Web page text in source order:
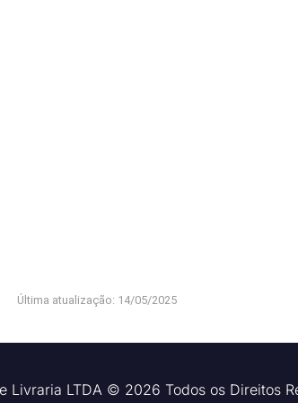
Última atualização: 14/05/2025
Livraria LTDA © 2026 Todos os Direitos